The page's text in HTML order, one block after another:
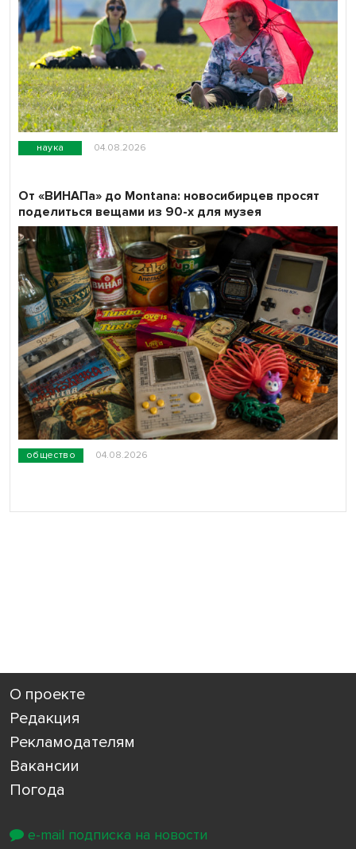
наука 04.08.2026
общество 04.08.2026
От «ВИНАПа» до Montana: новосибирцев просят
поделиться вещами из 90-х для музея
О проекте
Редакция
Рекламодателям
Вакансии
Погода
e-mail подписка на новости